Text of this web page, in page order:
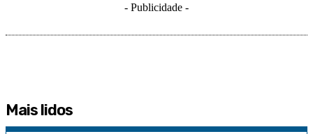
- Publicidade -
Mais lidos